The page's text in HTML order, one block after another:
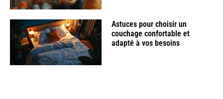
Astuces pour choisir un
couchage confortable et
adapté à vos besoins